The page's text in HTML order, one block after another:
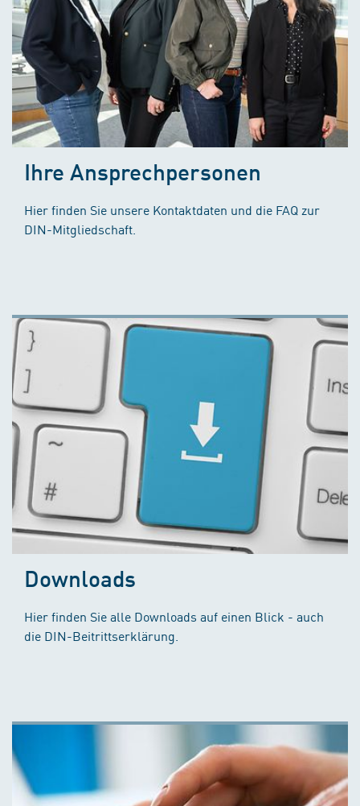
Ihre Ansprechpersonen
Hier finden Sie unsere Kontaktdaten und die FAQ zur
DIN-Mitgliedschaft.
Downloads
Hier finden Sie alle Downloads auf einen Blick - auch
die DIN-Beitrittserklärung.